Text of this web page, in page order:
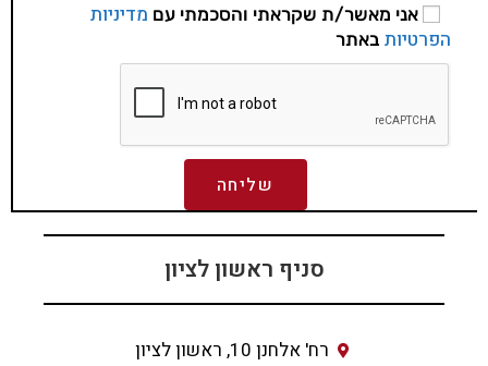
אני מאשר/ת שקראתי והסכמתי עם מדיניות
הפרטיות באתר
שליחה
סניף ראשון לציון
רח' אלחנן 10, ראשון לציון